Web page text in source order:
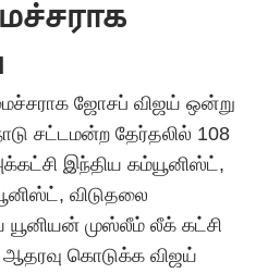
ஜோசப் விஜய் ஒன்று
சட்டமன்ற தேர்தலில் 108
இந்திய கம்யூனிஸ்ட்,
விடுதலை
யூனியன் முஸ்லீம் லீக் கட்சி
ஆதரவு கொடுக்க விஜய்